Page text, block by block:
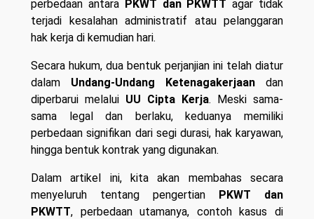
perbedaan antara PKWT dan PKWTT agar tidak
terjadi kesalahan administratif atau pelanggaran
hak kerja di kemudian hari.
Secara hukum, dua bentuk perjanjian ini telah diatur
dalam Undang-Undang Ketenagakerjaan dan
diperbarui melalui UU Cipta Kerja. Meski sama-
sama legal dan berlaku, keduanya memiliki
perbedaan signifikan dari segi durasi, hak karyawan,
hingga bentuk kontrak yang digunakan.
Dalam artikel ini, kita akan membahas secara
menyeluruh tentang pengertian PKWT dan
PKWTT, perbedaan utamanya, contoh kasus di